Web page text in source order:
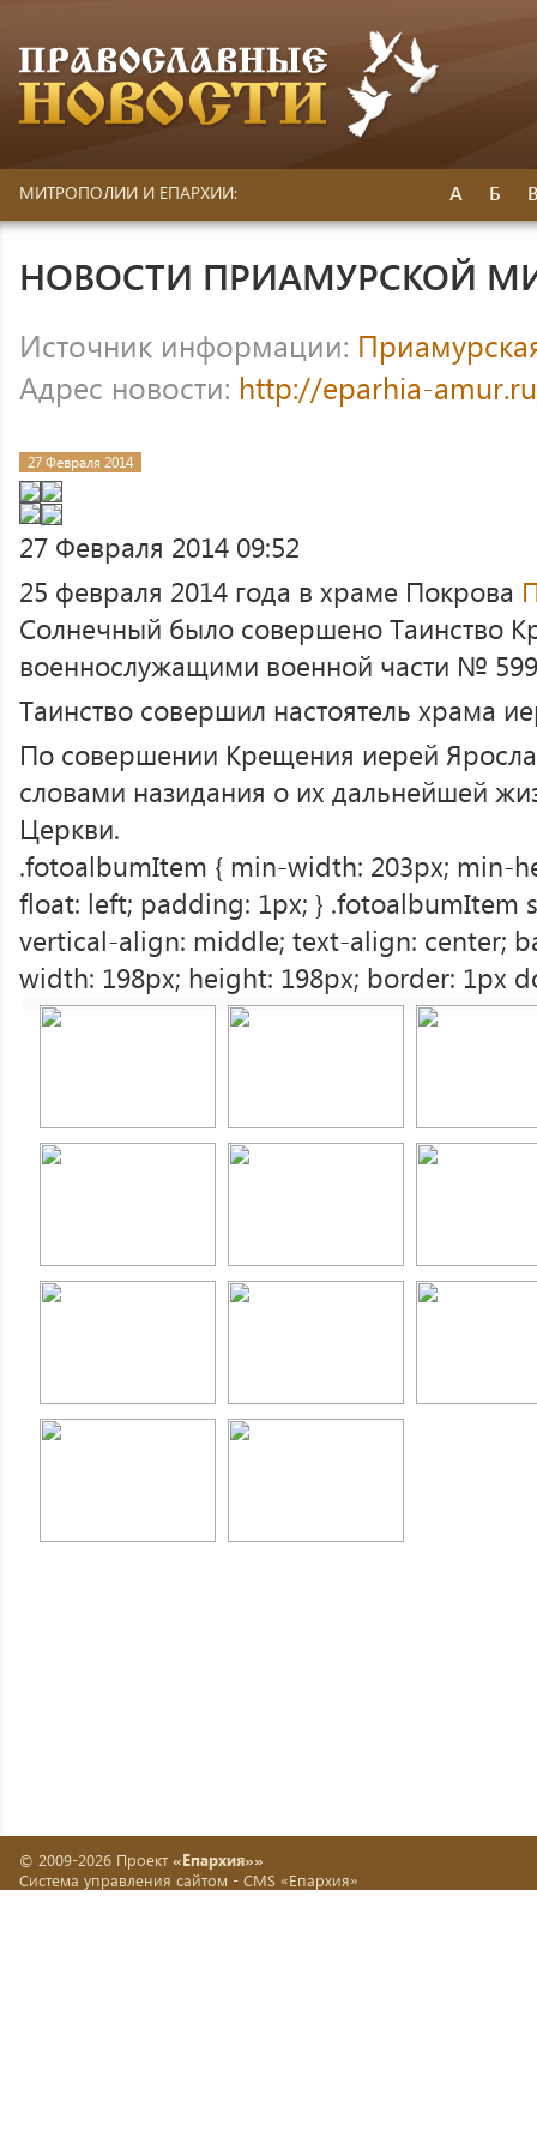
МИТРОПОЛИИ И ЕПАРХИИ: А Б
НОВОСТИ ПРИАМУРСКОЙ
Источник информации:
Адрес новости: http://eparhia-
27 Февраля 2014
27 Февраля 2014 09:52
25 февраля 2014 года в храме Покрова
Солнечный было совершено Таинство
военнослужащими военной части №
Таинство совершил настоятель храма
По совершении Крещения иерей
словами назидания о их дальнейшей
Церкви.
.fotoalbumItem { min-width: 203px; min-
float: left; padding: 1px; } .fotoalbumItem
vertical-align: middle; text-align: center;
width: 198px; height: 198px; border: 1px
© 2009-2026 Проект «Епархия»»
Система управления сайтом - CMS «Епархия»